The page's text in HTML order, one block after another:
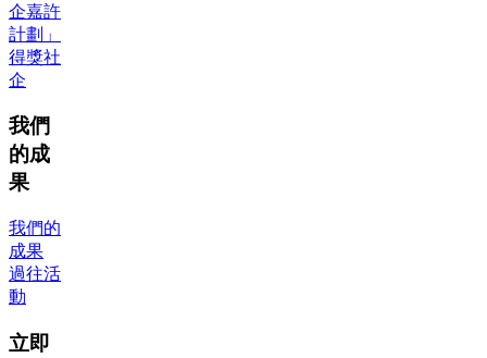
企嘉許
計劃」
得獎社
企
我們
的成
果
我們的
成果
過往活
動
立即